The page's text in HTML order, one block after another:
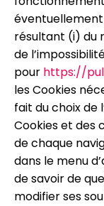
résultant (i) du
de
pour https://
les Cookies
fait du choix de
Cookies et des
de chaque
dans le menu
de savoir de
modifier ses